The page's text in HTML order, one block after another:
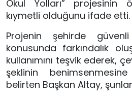
Okul Yolları” projesinin
kıymetli olduğunu ifade etti.
Projenin şehirde
konusunda farkındalık
kullanımını teşvik ederek,
şeklinin benimsenmesine
belirten Başkan Altay,